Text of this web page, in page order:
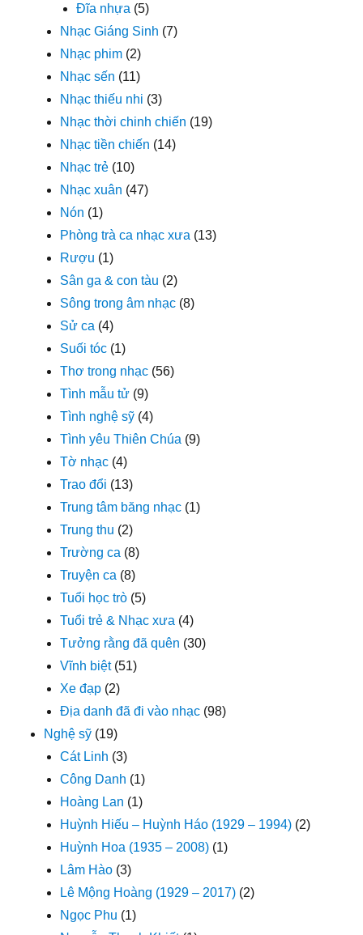
Đĩa nhựa (5)
Nhạc Giáng Sinh (7)
Nhạc phim (2)
Nhạc sến (11)
Nhạc thiếu nhi (3)
Nhạc thời chinh chiến (19)
Nhạc tiền chiến (14)
Nhạc trẻ (10)
Nhạc xuân (47)
Nón (1)
Phòng trà ca nhạc xưa (13)
Rượu (1)
Sân ga & con tàu (2)
Sông trong âm nhạc (8)
Sử ca (4)
Suối tóc (1)
Thơ trong nhạc (56)
Tình mẫu tử (9)
Tình nghệ sỹ (4)
Tình yêu Thiên Chúa (9)
Tờ nhạc (4)
Trao đổi (13)
Trung tâm băng nhạc (1)
Trung thu (2)
Trường ca (8)
Truyện ca (8)
Tuổi học trò (5)
Tuổi trẻ & Nhạc xưa (4)
Tưởng rằng đã quên (30)
Vĩnh biệt(51)
Xe đạp (2)
Địa danh đã đi vào nhạc (98)
Nghệ sỹ (19)
Cát Linh (3)
Công Danh (1)
Hoàng Lan (1)
Huỳnh Hiếu – Huỳnh Háo (1929 – 1994) (2)
Huỳnh Hoa (1935 – 2008) (1)
Lâm Hào (3)
Lê Mộng Hoàng (1929 – 2017) (2)
Ngọc Phu (1)